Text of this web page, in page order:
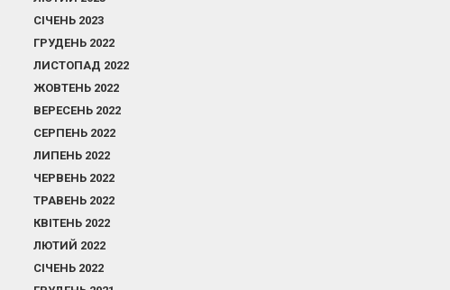
СІЧЕНЬ 2023
ГРУДЕНЬ 2022
ЛИСТОПАД 2022
ЖОВТЕНЬ 2022
ВЕРЕСЕНЬ 2022
СЕРПЕНЬ 2022
ЛИПЕНЬ 2022
ЧЕРВЕНЬ 2022
ТРАВЕНЬ 2022
КВІТЕНЬ 2022
ЛЮТИЙ 2022
СІЧЕНЬ 2022